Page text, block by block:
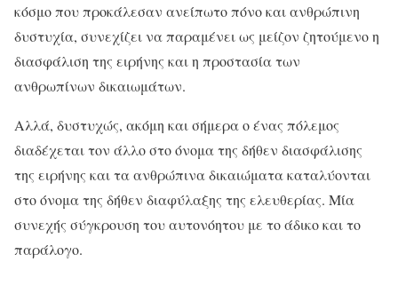
κόσμο που προκάλεσαν ανείπωτο πόνο και ανθρώπινη
δυστυχία, συνεχίζει να παραμένει ως μείζον ζητούμενο η
διασφάλιση της ειρήνης και η προστασία των
ανθρωπίνων δικαιωμάτων.
Αλλά, δυστυχώς, ακόμη και σήμερα ο ένας πόλεμος
διαδέχεται τον άλλο στο όνομα της δήθεν διασφάλισης
της ειρήνης και τα ανθρώπινα δικαιώματα καταλύονται
στο όνομα της δήθεν διαφύλαξης της ελευθερίας. Μία
συνεχής σύγκρουση του αυτονόητου με το άδικο και το
παράλογο.